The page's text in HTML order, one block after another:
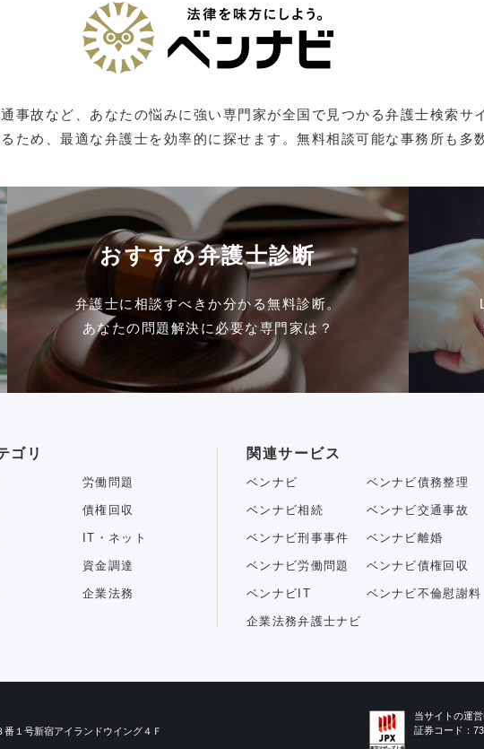
事故など、あなたの悩みに強い専門家が全国で見つかる弁護士検索サ
ため、最適な弁護士を効率的に探せます。無料相談可能な事務所も多
おすすめ弁護士診断
弁護士に相談すべきか分かる無料診断。
あなたの問題解決に必要な専門家は？
ゴリ
労働問題
債権回収
IT・ネット
資金調達
企業法務
関連サービス
ベンナビ ベンナビ債務整理
ベンナビ相続 ベンナビ交通事故
ベンナビ刑事事件 ベンナビ離婚
ベンナビ労働問題 ベンナビ債権回収
ベンナビIT ベンナビ不倫慰謝料
企業法務弁護士ナビ
１号新宿アイランドウイング４Ｆ
当サイトの運
証券コード：